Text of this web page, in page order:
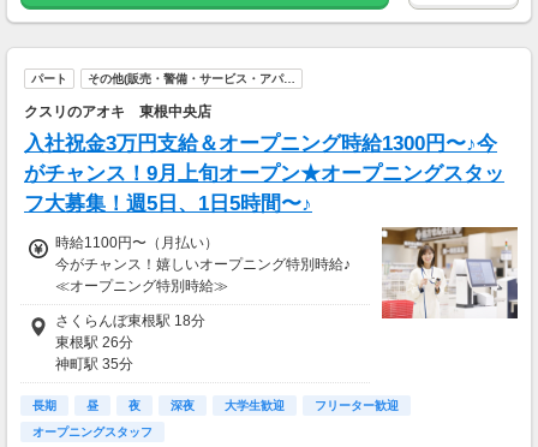
◆ 生活に役立つサービスの調査
保険相談・クレカ発行など、サービス体験後に
アンケートに回答するだけ！
高額謝礼も狙える人気ジャンルです。
・案件数 ：10～20件
・所要時間：1～2時間
・謝礼 ：2,000～10,000PT（1P＝1円）
★今だけ！お得なキャンペーン実施中★
mazonギフトカード2,000円分をプレゼント！
パート その他(販売・警備・サービス・アパ…
クスリのアオキ 東根中央店
入社祝金3万円支給＆オープニング時給1300円〜♪今
がチャンス！9月上旬オープン★オープニングスタッ
フ大募集！週5日、1日5時間〜♪
時給1100円〜（月払い）
今がチャンス！嬉しいオープニング特別時給♪
≪オープニング特別時給≫
●8:30〜17:00 時給1300円
●17:00〜22:00 時給1400円
※2026年10月20日までの期間限定の特別時給
です。
≪通常時給≫
●8:30〜17:00 時給1100円
さくらんぼ東根駅 18分
東根駅 26分
神町駅 35分
村山(山形県)駅 60分
乱川駅 69分
長期 昼 夜 深夜 大学生歓迎
フリーター歓迎
オープニングスタッフ